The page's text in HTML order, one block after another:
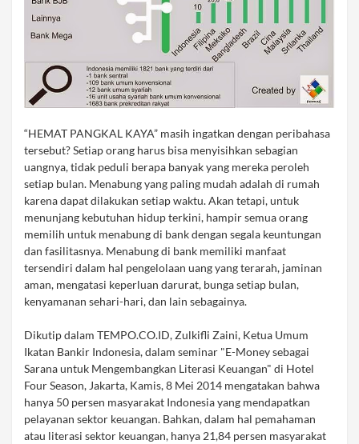
“HEMAT PANGKAL KAYA” masih ingatkan dengan peribahasa
tersebut? Setiap orang harus bisa menyisihkan sebagian
uangnya, tidak peduli berapa banyak yang mereka peroleh
setiap bulan. Menabung yang paling mudah adalah di rumah
karena dapat dilakukan setiap waktu. Akan tetapi, untuk
menunjang kebutuhan hidup terkini, hampir semua orang
memilih untuk menabung di bank dengan segala keuntungan
dan fasilitasnya. Menabung di bank memiliki manfaat
tersendiri dalam hal pengelolaan uang yang terarah, jaminan
aman, mengatasi keperluan darurat, bunga setiap bulan,
kenyamanan sehari-hari, dan lain sebagainya.
Dikutip dalam TEMPO.CO.ID, Zulkifli Zaini, Ketua Umum
Ikatan Bankir Indonesia, dalam seminar "E-Money sebagai
Sarana untuk Mengembangkan Literasi Keuangan" di Hotel
Four Season, Jakarta, Kamis, 8 Mei 2014 mengatakan bahwa
hanya 50 persen masyarakat Indonesia yang mendapatkan
pelayanan sektor keuangan. Bahkan, dalam hal pemahaman
atau literasi sektor keuangan, hanya 21,84 persen masyarakat